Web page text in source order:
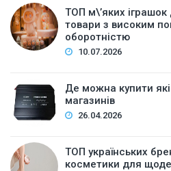
ТОП м\’яких іграшок
товари з високим
оборотністю
10.07.2026
Де можна купити
магазинів
26.04.2026
ТОП українських
косметики для